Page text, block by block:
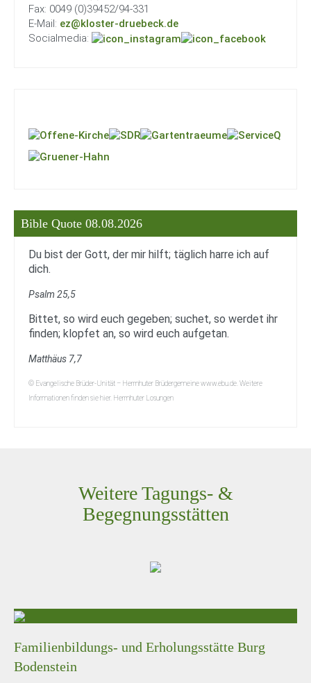
Fax: 0049 (0)39452/94-331
E-Mail: ez@kloster-druebeck.de
Socialmedia:
Bible Quote 08.08.2026
Du bist der Gott, der mir hilft; täglich harre ich auf
dich.
Psalm 25,5
Bittet, so wird euch gegeben; suchet, so werdet ihr
finden; klopfet an, so wird euch aufgetan.
Matthäus 7,7
© Evangelische Brüder-Unität – Herrnhuter Brüdergemeine www.ebu.de. Weitere
Informationen finden sie hier. Herrnhuter Losungen
Weitere Tagungs- &
Begegnungsstätten
Familienbildungs- und Erholungsstätte Burg
Bodenstein